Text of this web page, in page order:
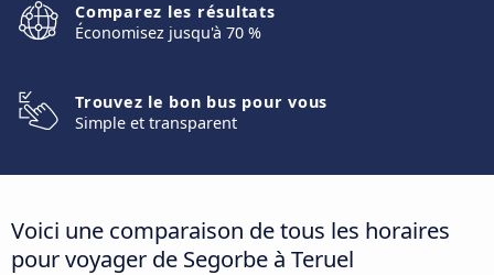
Comparez les résultats
Économisez jusqu'à 70 %
Trouvez le bon bus pour vous
Simple et transparent
Voici une comparaison de tous les horaires
pour voyager de Segorbe à Teruel